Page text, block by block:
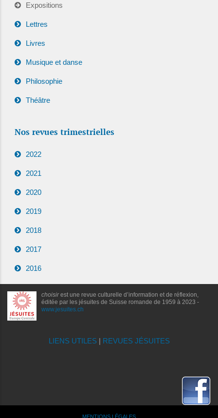
Expositions
Lettres
Livres
Musique et danse
Philosophie
Théâtre
Nos revues trimestrielles
2022
2021
2020
2019
2018
2017
2016
choisirest une revue culturelle d’information et de réflexion,
éditée par les jésuites de Suisse romande de 1959 à 2023 -
www.jesuites.ch
LIENS UTILES| REVUES JÉSUITES
MENTIONS LÉGALES